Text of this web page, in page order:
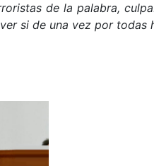
de la palabra,
si de una vez por